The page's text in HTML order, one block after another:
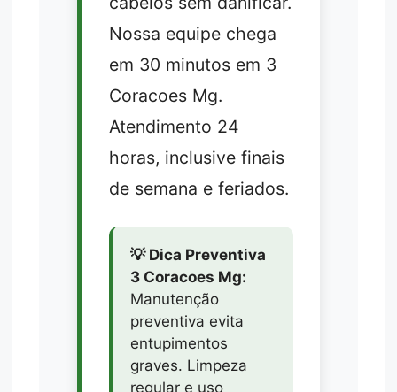
Nossa equipe chega
em 30 minutos em 3
Coracoes Mg.
Atendimento 24
horas, inclusive finais
de semana e feriados.
💡 Dica Preventiva
3 Coracoes Mg:
Manutenção
preventiva evita
entupimentos
graves. Limpeza
regular e uso